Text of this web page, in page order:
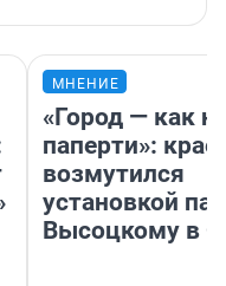
МНЕНИЕ
«Город — как
паперти»:
возмутился
установкой
Высоцкому в